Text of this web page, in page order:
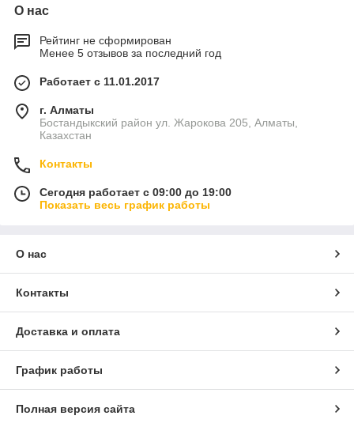
О нас
Рейтинг не сформирован
Менее 5 отзывов за последний год
Работает с 11.01.2017
г. Алматы
Бостандыкский район ул. Жарокова 205, Алматы,
Казахстан
Контакты
Сегодня работает с 09:00 до 19:00
Показать весь график работы
О нас
Контакты
Доставка и оплата
График работы
Полная версия сайта